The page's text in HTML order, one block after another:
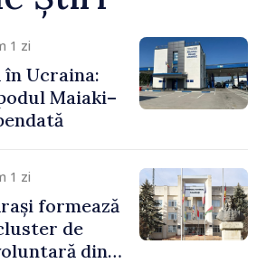
1 zi
Ucraina:
Maiaki–
1 zi
formează
de
din